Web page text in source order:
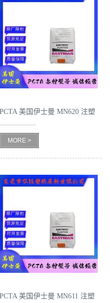
PCTA 美国伊士曼 MN620 注塑
级 高韧性 高流动 耐高温 化妆
MORE >
PCTA 美国伊士曼 MN611 注塑